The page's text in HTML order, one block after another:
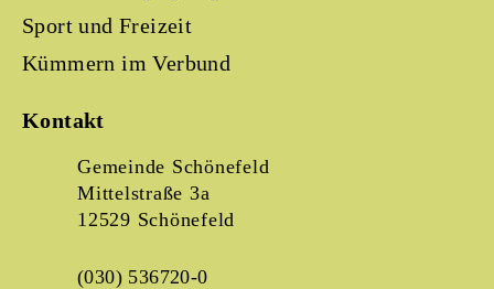
Sport und Freizeit
Kümmern im Verbund
Kontakt
Gemeinde Schönefeld
Mittelstraße 3a
12529 Schönefeld
(030) 536720-0